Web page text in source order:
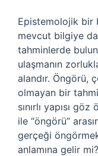
Epistemolojik bir
mevcut bilgiye
tahminlerde
ulaşmanın
alandır. Öngörü,
olmayan bir
sınırlı yapısı
ile “öngörü”
gerçeği
anlamına gelir